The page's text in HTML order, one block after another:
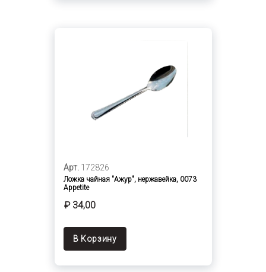
Арт. 172826
Ложка чайная "Ажур", нержавейка, 0073
Appetite
₽ 34,00
В Корзину